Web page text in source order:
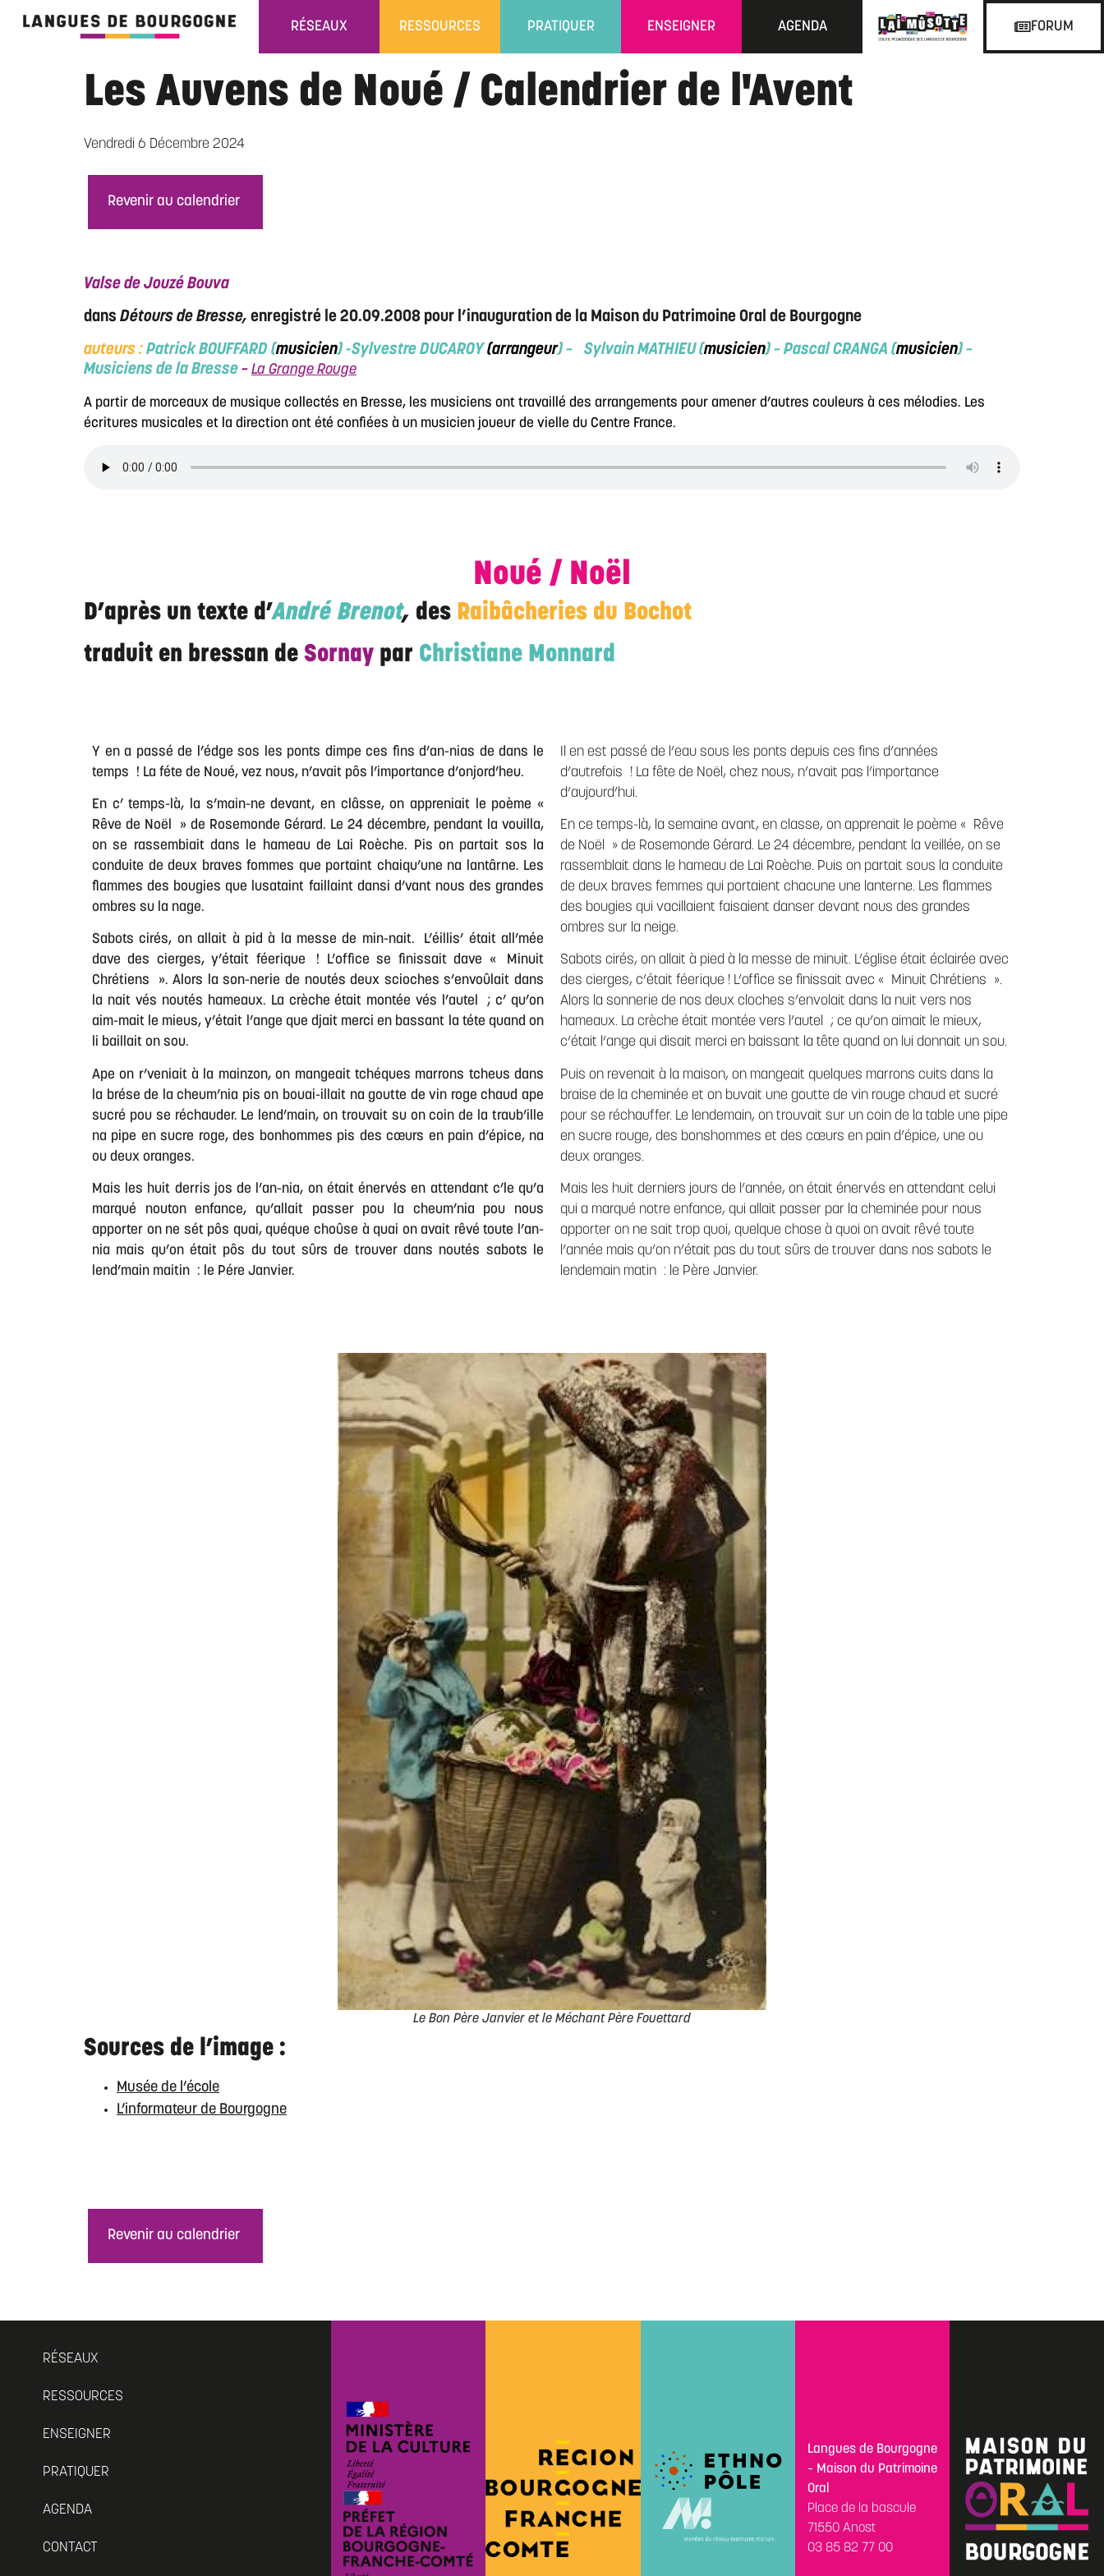
RÉSEAUX RESSOURCES PRATIQUER ENSEIGNER AGENDA FORUM
Les Auvens de Noué / Calendrier de l'Avent
Vendredi 6 Décembre 2024
Revenir au calendrier
Valse de Jouzé Bouva
dans Détours de Bresse, enregistré le 20.09.2008 pour l’inauguration de la Maison du Patrimoine Oral de Bourgogne
auteurs : Patrick BOUFFARD (musicien) -Sylvestre DUCAROY(arrangeur) – Sylvain MATHIEU (musicien) – Pascal CRANGA (musicien) –
Musiciens de la Bresse – La Grange Rouge
A partir de morceaux de musique collectés en Bresse, les musiciens ont travaillé des arrangements pour amener d’autres couleurs à ces mélodies. Les
écritures musicales et la direction ont été confiées à un musicien joueur de vielle du Centre France.
Noué / Noël
D’après un texte d’André Brenot, des Raibâcheries du Bochot
traduit en bressan de Sornay par Christiane Monnard
Y en a passé de l’édge sos les ponts dimpe ces fins d’an-nias de dans le
temps ! La féte de Noué, vez nous, n’avait pôs l’importance d’onjord’heu.
En c’ temps-là, la s’main-ne devant, en clâsse, on appreniait le poème «
Rêve de Noël » de Rosemonde Gérard. Le 24 décembre, pendant la vouilla,
on se rassembiait dans le hameau de Lai Roèche. Pis on partait sos la
conduite de deux braves fommes que portaint chaiqu’une na lantârne. Les
flammes des bougies que lusataint faillaint dansi d’vant nous des grandes
ombres su la nage.
Sabots cirés, on allait à pid à la messe de min-nait. L’éillis’ était all’mée
dave des cierges, y’était féerique ! L’office se finissait dave « Minuit
Chrétiens ». Alors la son-nerie de noutés deux scioches s’envoûlait dans
la nait vés noutés hameaux. La crèche était montée vés l’autel ; c’ qu’on
aim-mait le mieus, y’était l’ange que djait merci en bassant la téte quand on
li baillait on sou.
Ape on r’veniait à la mainzon, on mangeait tchéques marrons tcheus dans
la brése de la cheum’nia pis on bouai-illait na goutte de vin roge chaud ape
sucré pou se réchauder. Le lend’main, on trouvait su on coin de la traub’ille
na pipe en sucre roge, des bonhommes pis des cœurs en pain d’épice, na
ou deux oranges.
Mais les huit derris jos de l’an-nia, on était énervés en attendant c’le qu’a
marqué nouton enfance, qu’allait passer pou la cheum’nia pou nous
apporter on ne sét pôs quai, quéque choûse à quai on avait rêvé toute l’an-
nia mais qu’on était pôs du tout sûrs de trouver dans noutés sabots le
lend’main maitin : le Pére Janvier.
Il en est passé de l’eau sous les ponts depuis ces fins d’années
d’autrefois ! La fête de Noël, chez nous, n’avait pas l’importance
d’aujourd’hui.
En ce temps-là, la semaine avant, en classe, on apprenait le poème « Rêve
de Noël » de Rosemonde Gérard. Le 24 décembre, pendant la veillée, on se
rassemblait dans le hameau de Lai Roèche. Puis on partait sous la conduite
de deux braves femmes qui portaient chacune une lanterne. Les flammes
des bougies qui vacillaient faisaient danser devant nous des grandes
ombres sur la neige.
Sabots cirés, on allait à pied à la messe de minuit. L’église était éclairée avec
des cierges, c’était féerique ! L’office se finissait avec « Minuit Chrétiens ».
Alors la sonnerie de nos deux cloches s’envolait dans la nuit vers nos
hameaux. La crèche était montée vers l’autel ; ce qu’on aimait le mieux,
c’était l’ange qui disait merci en baissant la tête quand on lui donnait un sou.
Puis on revenait à la maison, on mangeait quelques marrons cuits dans la
braise de la cheminée et on buvait une goutte de vin rouge chaud et sucré
pour se réchauffer. Le lendemain, on trouvait sur un coin de la table une pipe
en sucre rouge, des bonshommes et des cœurs en pain d’épice, une ou
deux oranges.
Mais les huit derniers jours de l’année, on était énervés en attendant celui
qui a marqué notre enfance, qui allait passer par la cheminée pour nous
apporter on ne sait trop quoi, quelque chose à quoi on avait rêvé toute
l’année mais qu’on n’était pas du tout sûrs de trouver dans nos sabots le
lendemain matin : le Père Janvier.
Le Bon Père Janvier et le Méchant Père Fouettard
Sources de l’image :
Musée de l’école
L’informateur de Bourgogne
Revenir au calendrier
RÉSEAUX
RESSOURCES
ENSEIGNER
PRATIQUER
AGENDA
CONTACT
Langues de Bourgogne
– Maison du Patrimoine
Oral
Place de la bascule
71550 Anost
03 85 82 77 00